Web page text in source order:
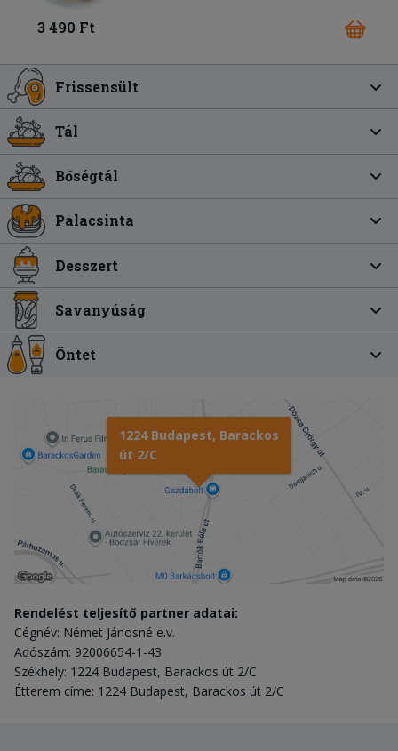
3 490 Ft
Frissensült
Tál
Bőségtál
Palacsinta
Desszert
Savanyúság
Öntet
1224 Budapest, Barackos
út 2/C
Rendelést teljesítő partner adatai:
Cégnév: Német Jánosné e.v.
Adószám: 92006654-1-43
Székhely: 1224 Budapest, Barackos út 2/C
Étterem címe: 1224 Budapest, Barackos út 2/C